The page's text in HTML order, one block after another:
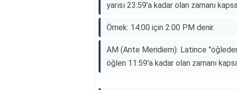
yarısı 23:59'a kadar olan zamanı
Örnek: 14:00 için 2:00 PM denir.
AM (Ante Meridiem): Latince
öğlen 11:59'a kadar olan zamanı